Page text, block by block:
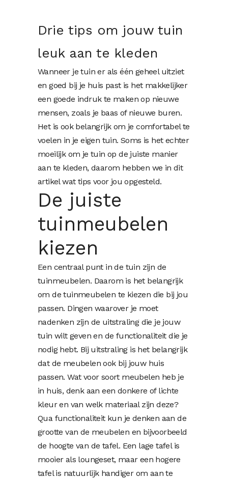
Drie tips om jouw tuin
leuk aan te kleden
Wanneer je tuin er als één geheel uitziet
en goed bij je huis past is het makkelijker
een goede indruk te maken op nieuwe
mensen, zoals je baas of nieuwe buren.
Het is ook belangrijk om je comfortabel te
voelen in je eigen tuin. Soms is het echter
moeilijk om je tuin op de juiste manier
aan te kleden, daarom hebben we in dit
artikel wat tips voor jou opgesteld.
De juiste
tuinmeubelen
kiezen
Een centraal punt in de tuin zijn de
tuinmeubelen. Daarom is het belangrijk
om de tuinmeubelen te kiezen die bij jou
passen. Dingen waarover je moet
nadenken zijn de uitstraling die je jouw
tuin wilt geven en de functionaliteit die je
nodig hebt. Bij uitstraling is het belangrijk
dat de meubelen ook bij jouw huis
passen. Wat voor soort meubelen heb je
in huis, denk aan een donkere of lichte
kleur en van welk materiaal zijn deze?
Qua functionaliteit kun je denken aan de
grootte van de meubelen en bijvoorbeeld
de hoogte van de tafel. Een lage tafel is
mooier als loungeset, maar een hogere
tafel is natuurlijk handiger om aan te